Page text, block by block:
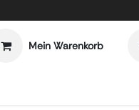
Mein Warenkorb